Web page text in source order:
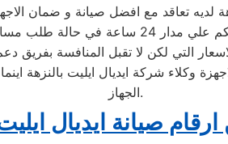
لديه تعاقد مع افضل صيانة و ضمان
علي توصيل اجهزتكم
التي لكن لا تقبل المنافسة بفريق
وكلاء شركة ايديال ايليت بالنزهة
الجهاز.
صيانة ايديال